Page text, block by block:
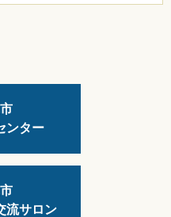
ンター
流サロン